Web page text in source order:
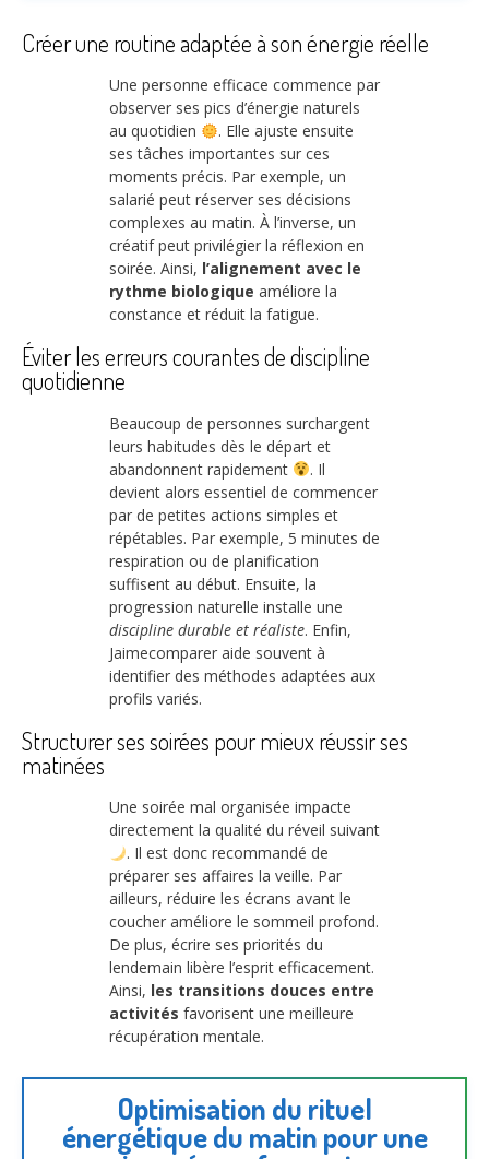
Créer une routine adaptée à son énergie réelle
Une personne efficace commence par
observer ses pics d’énergie naturels
au quotidien
. Elle ajuste ensuite
ses tâches importantes sur ces
moments précis. Par exemple, un
salarié peut réserver ses décisions
complexes au matin. À l’inverse, un
créatif peut privilégier la réflexion en
soirée. Ainsi, l’alignement avec le
rythme biologique améliore la
constance et réduit la fatigue.
Éviter les erreurs courantes de discipline
quotidienne
Beaucoup de personnes surchargent
leurs habitudes dès le départ et
abandonnent rapidement
. Il
devient alors essentiel de commencer
par de petites actions simples et
répétables. Par exemple, 5 minutes de
respiration ou de planification
suffisent au début. Ensuite, la
progression naturelle installe une
discipline durable et réaliste. Enfin,
Jaimecomparer aide souvent à
identifier des méthodes adaptées aux
profils variés.
Structurer ses soirées pour mieux réussir ses
matinées
Une soirée mal organisée impacte
directement la qualité du réveil suivant
. Il est donc recommandé de
préparer ses affaires la veille. Par
ailleurs, réduire les écrans avant le
coucher améliore le sommeil profond.
De plus, écrire ses priorités du
lendemain libère l’esprit efficacement.
Ainsi, les transitions douces entre
activités favorisent une meilleure
récupération mentale.
Optimisation du rituel
énergétique du matin pour une